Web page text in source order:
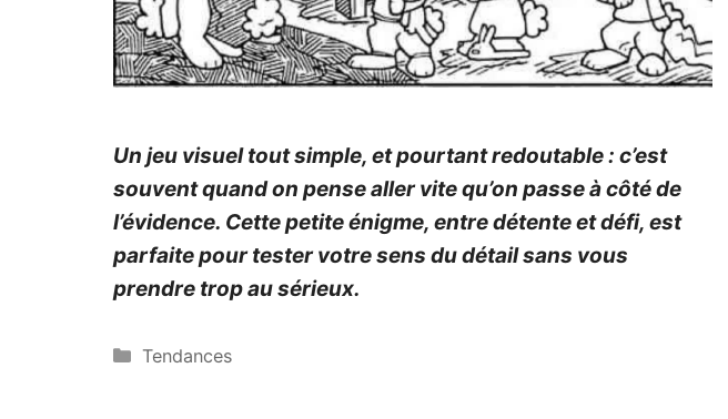
Un jeu visuel tout simple, et pourtant redoutable : c’est
souvent quand on pense aller vite qu’on passe à côté de
l’évidence. Cette petite énigme, entre détente et défi, est
parfaite pour tester votre sens du détail sans vous
prendre trop au sérieux.
Catégories
Tendances